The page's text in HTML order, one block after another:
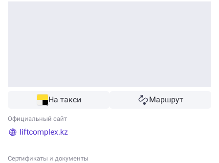
На такси Маршрут
Официальный сайт
liftcomplex.kz
Сертификаты и документы